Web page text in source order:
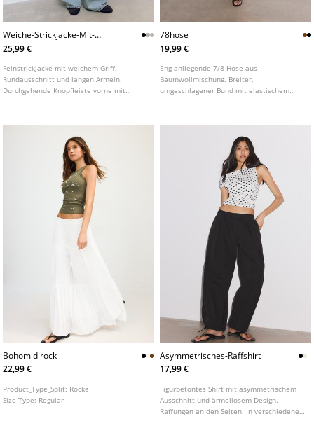
Weiche-Strickjacke-Mit-
Knopfen
25,99 €
Feinstrickjacke mit weichem Griff,
Rundausschnitt und langen Ärmeln.
Durchgehende Knopfleiste vorne mit
78hose
19,99 €
Eng anliegende 7/8 Hose aus
Baumwollmischung. Breiter,
umgeschlagener Bund mit elastischem
Bohomidirock
22,99 €
Product_Type_Split: Röcke
Size Type: Regular
Asymmetrisches-Raffshirt
17,99 €
Figurbetontes Shirt mit asymmetrischem
Ausschnitt und ärmellosem Design.
Raffungen an den Seiten. In verschiedenen